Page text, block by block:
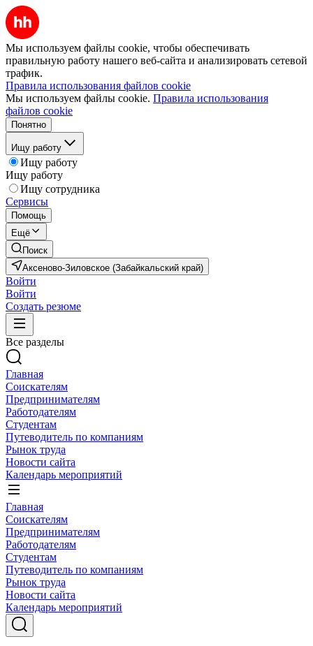
Мы используем файлы cookie, чтобы обеспечивать
правильную работу нашего веб-сайта и анализировать сетевой
трафик.
Правила использования файлов cookie
Мы используем файлы cookie. Правила использования
файлов cookie
Понятно
Ищу работу
Ищу работу
Ищу работу
Ищу сотрудника
Сервисы
Помощь
Ещё
Поиск
Аксеново-Зиловское (Забайкальский край)
Войти
Войти
Создать резюме
Все разделы
Главная
Соискателям
Предпринимателям
Работодателям
Студентам
Путеводитель по компаниям
Рынок труда
Новости сайта
Календарь мероприятий
Главная
Соискателям
Предпринимателям
Работодателям
Студентам
Путеводитель по компаниям
Рынок труда
Новости сайта
Календарь мероприятий